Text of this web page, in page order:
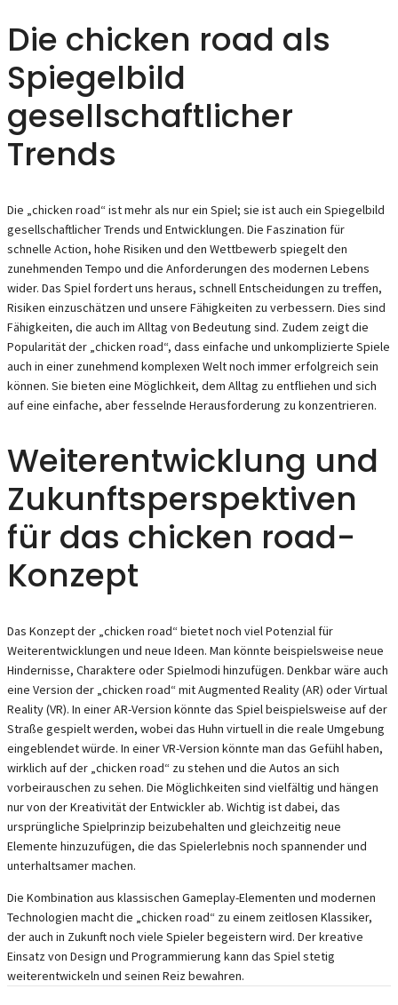
Die chicken road als
Spiegelbild
gesellschaftlicher
Trends
Die „chicken road“ ist mehr als nur ein Spiel; sie ist auch ein Spiegelbild
gesellschaftlicher Trends und Entwicklungen. Die Faszination für
schnelle Action, hohe Risiken und den Wettbewerb spiegelt den
zunehmenden Tempo und die Anforderungen des modernen Lebens
wider. Das Spiel fordert uns heraus, schnell Entscheidungen zu treffen,
Risiken einzuschätzen und unsere Fähigkeiten zu verbessern. Dies sind
Fähigkeiten, die auch im Alltag von Bedeutung sind. Zudem zeigt die
Popularität der „chicken road“, dass einfache und unkomplizierte Spiele
auch in einer zunehmend komplexen Welt noch immer erfolgreich sein
können. Sie bieten eine Möglichkeit, dem Alltag zu entfliehen und sich
auf eine einfache, aber fesselnde Herausforderung zu konzentrieren.
Weiterentwicklung und
Zukunftsperspektiven
für das chicken road-
Konzept
Das Konzept der „chicken road“ bietet noch viel Potenzial für
Weiterentwicklungen und neue Ideen. Man könnte beispielsweise neue
Hindernisse, Charaktere oder Spielmodi hinzufügen. Denkbar wäre auch
eine Version der „chicken road“ mit Augmented Reality (AR) oder Virtual
Reality (VR). In einer AR-Version könnte das Spiel beispielsweise auf der
Straße gespielt werden, wobei das Huhn virtuell in die reale Umgebung
eingeblendet würde. In einer VR-Version könnte man das Gefühl haben,
wirklich auf der „chicken road“ zu stehen und die Autos an sich
vorbeirauschen zu sehen. Die Möglichkeiten sind vielfältig und hängen
nur von der Kreativität der Entwickler ab. Wichtig ist dabei, das
ursprüngliche Spielprinzip beizubehalten und gleichzeitig neue
Elemente hinzuzufügen, die das Spielerlebnis noch spannender und
unterhaltsamer machen.
Die Kombination aus klassischen Gameplay-Elementen und modernen
Technologien macht die „chicken road“ zu einem zeitlosen Klassiker,
der auch in Zukunft noch viele Spieler begeistern wird. Der kreative
Einsatz von Design und Programmierung kann das Spiel stetig
weiterentwickeln und seinen Reiz bewahren.